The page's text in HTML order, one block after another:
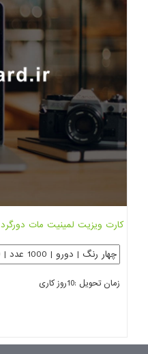
کارت ویزیت لمینیت مات دورگرد uv موضعی طلاکوب مربعی
زمان تحویل :10روز کاری